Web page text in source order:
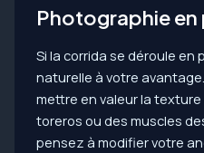
Photographie en
Si la corrida se déroule en
naturelle à votre
mettre en valeur la
toreros ou des muscles
pensez à modifier votre